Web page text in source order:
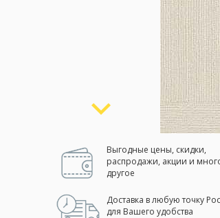
Заказать обратный
Выгодные цены, скидки,
распродажи, акции и
другое
Доставка в любую точку
для Вашего удобства